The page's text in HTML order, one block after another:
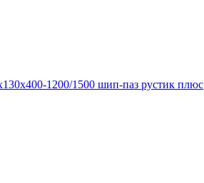
1200/1500 шип-паз рустик плюс